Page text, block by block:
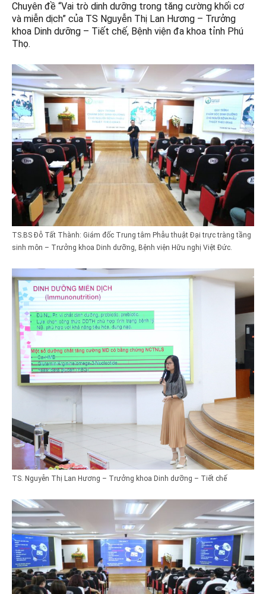
Chuyên đề “Vai trò dinh dưỡng trong tăng cường khối cơ
và miễn dịch” của TS Nguyễn Thị Lan Hương – Trưởng
khoa Dinh dưỡng – Tiết chế, Bệnh viện đa khoa tỉnh Phú
Thọ.
TS.BS Đỗ Tất Thành: Giám đốc Trung tâm Phẫu thuật Đại trực tràng tầng
sinh môn – Trưởng khoa Dinh dưỡng, Bệnh viện Hữu nghị Việt Đức.
TS. Nguyễn Thị Lan Hương – Trưởng khoa Dinh dưỡng – Tiết chế